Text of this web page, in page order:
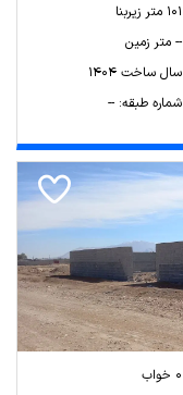
101 متر زیربنا
-- متر زمین
سال ساخت 1404
شماره طبقه: --
0 خواب